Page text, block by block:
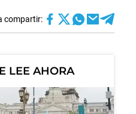
compartir:
LEE AHORA